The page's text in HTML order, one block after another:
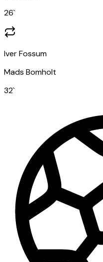
26`
Iver Fossum
Mads Bomholt
32`